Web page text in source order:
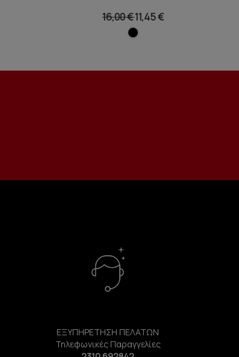
16,00 €11,45 €
ΕΞΥΠΗΡΕΤΗΣΗ ΠΕΛΑΤΩΝ
Τηλεφωνικές Παραγγελίες